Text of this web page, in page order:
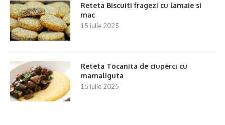
Reteta Biscuiti fragezi cu lamaie si
mac
15 iulie 2025
Reteta Tocanita de ciuperci cu
mamaliguta
15 iulie 2025